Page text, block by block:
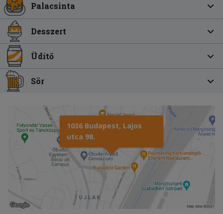
Palacsinta
Desszert
Üdítő
Sör
1036 Budapest, Lajos
utca 98.